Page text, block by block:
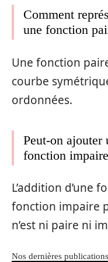
Comment
une fonction
Une fonction
courbe
ordonnées.
Peut-on ajouter
fonction
L’addition d’une
fonction impaire
n’est ni paire ni
Nos dernières publications